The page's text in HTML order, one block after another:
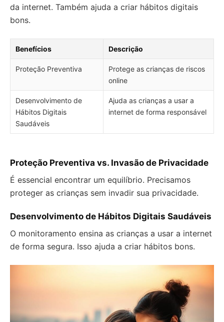
da internet. Também ajuda a criar hábitos digitais
bons.
Benefícios Descrição
Proteção Preventiva
Protege as crianças de riscos
online
Desenvolvimento de
Hábitos Digitais
Saudáveis
Ajuda as crianças a usar a
internet de forma responsável
Proteção Preventiva vs. Invasão de Privacidade
É essencial encontrar um equilíbrio. Precisamos
proteger as crianças sem invadir sua privacidade.
Desenvolvimento de Hábitos Digitais Saudáveis
O monitoramento ensina as crianças a usar a internet
de forma segura. Isso ajuda a criar hábitos bons.